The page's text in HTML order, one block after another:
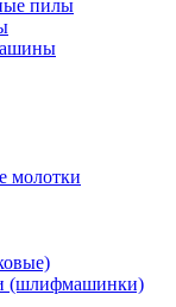
пилы
молотки
(шлифмашинки)